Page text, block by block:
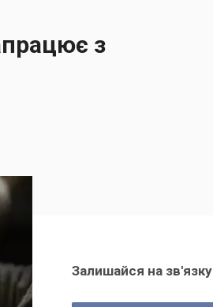
з
Залишайся на зв'язку